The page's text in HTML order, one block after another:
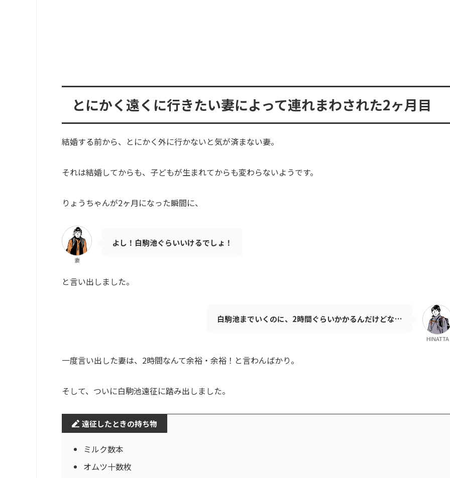
とにかく遠くに行きたい妻によって連れまわされた2ヶ月目
結婚する前から、とにかく外に行かないと気が済まない妻。
それは結婚してからも、子どもが生まれてからも変わらないようです。
りょうちゃんが2ヶ月になった瞬間に、
妻
よし！白駒池ぐらいいけるでしょ！
と言い出しました。
白駒池までいくのに、2時間ぐらいかかるんだけどな…
HINATTA
一度言い出した妻は、2時間なんて余裕・余裕！と言わんばかり。
そして、ついに白駒池遠征に踏み出しました。
遠征したときの持ち物
ミルク数本
オムツ十数枚